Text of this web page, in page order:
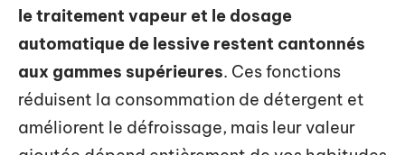
le traitement vapeur et le dosage
automatique de lessive restent cantonnés
aux gammes supérieures. Ces fonctions
réduisent la consommation de détergent et
améliorent le défroissage, mais leur valeur